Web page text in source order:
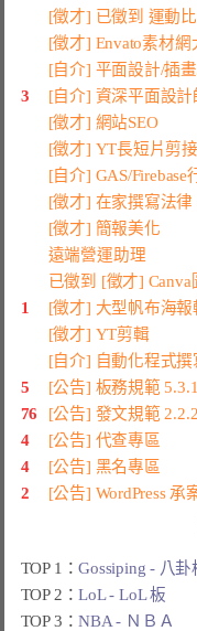
[徵才] 已徵到 運動
[徵才] Envato素材網
[自介] 平面設計/插
3
[自介] 資深平面設計
[徵才] 網站SEO
[徵才] YT長短片剪
[自介] GAS/
[徵才] 在家撰寫法律
[徵才] 簡報美化
遠端營運助理
已徵到 [徵才]
1
[徵才] 大型帆布海
[徵才] YT剪輯
[自介] 自動化程式撰
5
[公告] 板務規範 5.3.1
76
[公告] 發文規範 2.2.2
4
[公告] 代查專區
4
[公告] 黑名專區
2
[公告] WordPress
TOP 1：Gossiping - 八卦
TOP 2：LoL - LoL 板
TOP 3：NBA - ＮＢＡ